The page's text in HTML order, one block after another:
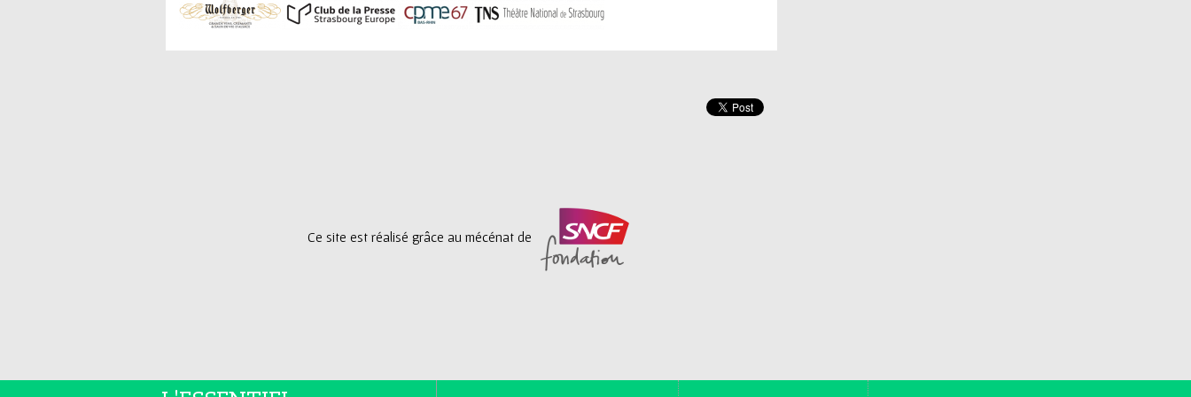
Ce site est réalisé grâce au mécénat de